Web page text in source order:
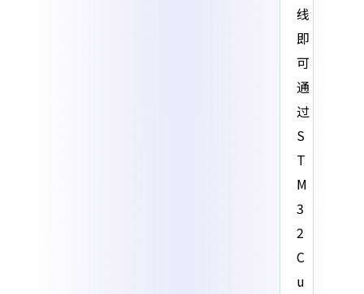
线
即
可
通
过
S
T
M
3
2
C
u